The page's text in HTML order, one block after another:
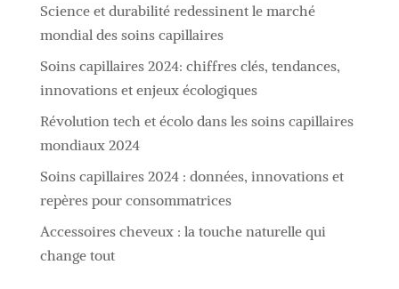
Science et durabilité redessinent le marché
mondial des soins capillaires
Soins capillaires 2024: chiffres clés, tendances,
innovations et enjeux écologiques
Révolution tech et écolo dans les soins capillaires
mondiaux 2024
Soins capillaires 2024 : données, innovations et
repères pour consommatrices
Accessoires cheveux : la touche naturelle qui
change tout